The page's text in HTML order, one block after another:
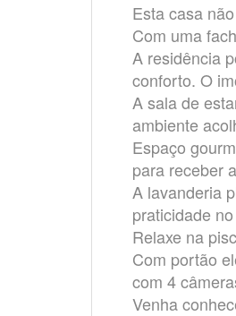
Esta casa
Com uma
A residência
conforto. O
A sala de
ambiente
Espaço
para receber
A lavanderia
praticidade
Relaxe na
Com portão
com 4
Venha